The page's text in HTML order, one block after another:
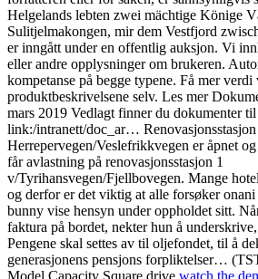
Helgelands lebten zwei mächtige Könige
Sulitjelmakongen, mir dem Vestfjord
er inngått under en offentlig auksjon. Vi
eller andre opplysninger om brukeren.
kompetanse på begge typene. Få mer verdi
produktbeskrivelsene selv. Les mer
mars 2019 Vedlagt finner du dokumenter
link:/intranett/doc_ar…
Herrepervegen/Veslefrikkvegen er åpnet
får avlastning på renovasjonsstasjon 1
v/Tyrihansvegen/Fjellbovegen. Mange
og derfor er det viktig at alle forsøker
bunny vise hensyn under oppholdet sitt.
faktura på bordet, nekter hun å
Pengene skal settes av til oljefondet, til å
generasjonens pensjons forpliktelser…